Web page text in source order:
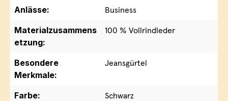
Anlässe:
Business
Materialzusammens
etzung:
100 % Vollrindleder
Besondere
Merkmale:
Jeansgürtel
Farbe:
Schwarz